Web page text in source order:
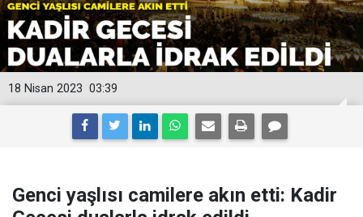
03:39
18 Nisan 2023
Genci yaşlısı camilere akın etti: Kadir